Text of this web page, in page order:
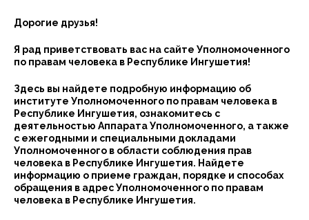
Дорогие друзья!
Я рад приветствовать вас на сайте Уполномоченного
по правам человека в Республике Ингушетия!
Здесь вы найдете подробную информацию об
институте Уполномоченного по правам человека в
Республике Ингушетия, ознакомитесь с
деятельностью Аппарата Уполномоченного, а также
с ежегодными и специальными докладами
Уполномоченного в области соблюдения прав
человека в Республике Ингушетия. Найдете
информацию о приеме граждан, порядке и способах
обращения в адрес Уполномоченного по правам
человека в Республике Ингушетия.